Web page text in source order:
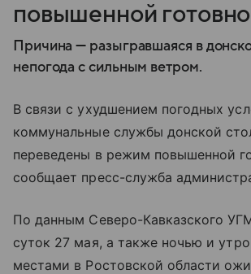
повышенной
Причина — разыгравшаяся в
непогода с сильным ветром.
В связи с ухудшением погодных
коммунальные службы донской
переведены в режим повышенной
сообщает пресс-служба
По данным Северо-Кавказского
суток 27 мая, а также ночью и
местами в Ростовской области